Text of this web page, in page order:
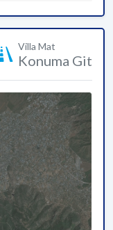
Villa Mat
Konuma Git